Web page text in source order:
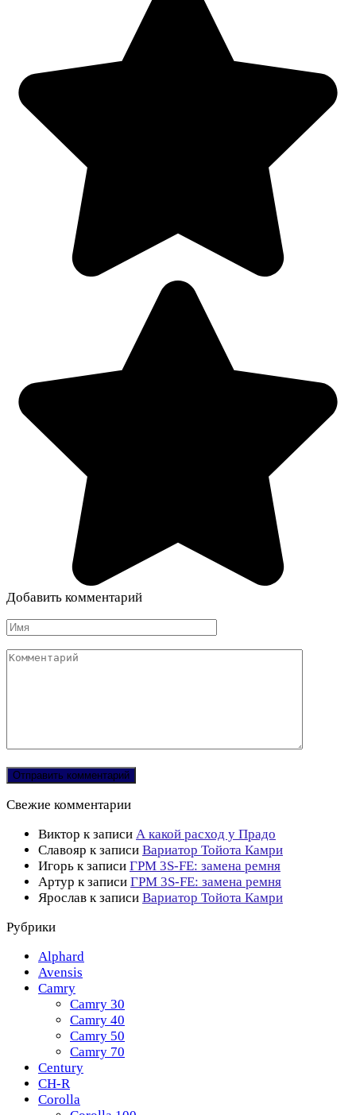
Добавить комментарий
Имя
Комментарий
Свежие комментарии
Виктор к записи А какой расход у Прадо
Славояр к записи Вариатор Тойота Камри
Игорь к записи ГРМ 3S-FE: замена ремня
Артур к записи ГРМ 3S-FE: замена ремня
Ярослав к записи Вариатор Тойота Камри
Рубрики
Alphard
Avensis
Camry
Camry 30
Camry 40
Camry 50
Camry 70
Century
CH-R
Corolla